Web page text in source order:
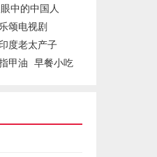
中的中国人
颂电视剧
印度老太产子
甲油 早餐小吃